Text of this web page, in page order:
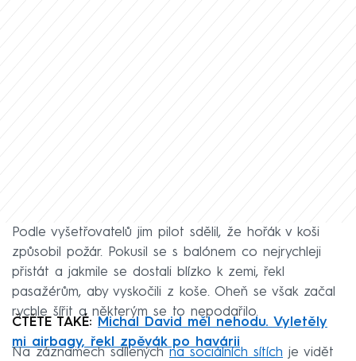
Podle vyšetřovatelů jim pilot sdělil, že hořák v koši
způsobil požár. Pokusil se s balónem co nejrychleji
přistát a jakmile se dostali blízko k zemi, řekl
pasažérům, aby vyskočili z koše. Oheň se však začal
rychle šířit a některým se to nepodařilo.
ČTĚTE TAKÉ: Michal David měl nehodu. Vyletěly
mi airbagy, řekl zpěvák po havárii
Na záznamech sdílených na sociálních sítích je vidět